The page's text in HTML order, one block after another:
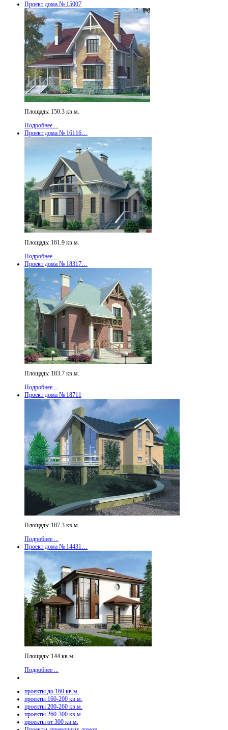
Проект дома № 15007
Площадь: 150.3 кв.м.
Подробнее ...
Проект дома № 16116…
Площадь: 161.9 кв.м.
Подробнее ...
Проект дома № 18317…
Площадь: 183.7 кв.м.
Подробнее ...
Проект дома № 18711
Площадь: 187.3 кв.м.
Подробнее ...
Проект дома № 14431…
Площадь: 144 кв.м.
Подробнее ...
проекты до 160 кв.м.
проекты 160-200 кв.м.
проекты 200-260 кв.м.
проекты 260-300 кв.м.
проекты от 300 кв.м.